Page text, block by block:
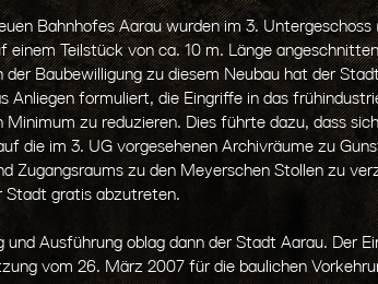
Bahnhofes Aarau wurden im 3. Untergeschoss
einem Teilstück von ca. 10 m. Länge
der Baubewilligung zu diesem Neubau hat der
Anliegen formuliert, die Eingriffe in das
Minimum zu reduzieren. Dies führte dazu, dass
die im 3. UG vorgesehenen Archivräume zu
Zugangsraums zu den Meyerschen Stollen zu
Stadt gratis abzutreten.
und Ausführung oblag dann der Stadt Aarau. Der
vom 26. März 2007 für die baulichen